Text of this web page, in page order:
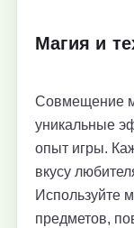
Магия и
Совмещение
уникальные
опыт игры.
вкусу
Используйте
предметов,